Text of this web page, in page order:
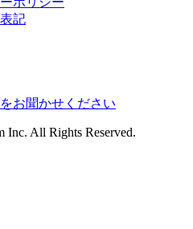
記
お聞かせください
Inc. All Rights Reserved.